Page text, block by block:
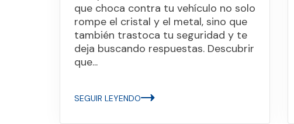
que choca contra tu vehículo no solo
rompe el cristal y el metal, sino que
también trastoca tu seguridad y te
deja buscando respuestas. Descubrir
que...
SEGUIR LEYENDO